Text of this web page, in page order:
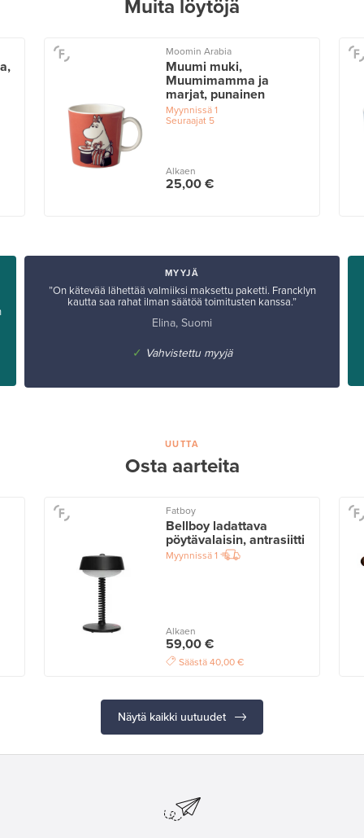
Muita löytöjä
Moomin Arabia
Muumi muki,
Muumimamma ja
marjat, punainen
Myynnissä1
Seuraajat5
Alkaen
25,00 €
MYYJÄ
”On kätevää lähettää valmiiksi maksettu paketti. Francklyn
kautta saa rahat ilman säätöä toimitusten kanssa.”
Elina, Suomi
✓ Vahvistettu myyjä
UUTTA
Osta aarteita
Fatboy
Bellboy ladattava
pöytävalaisin, antrasiitti
Myynnissä1
Alkaen
59,00 €
Säästä 40,00 €
Näytä kaikki uutuudet